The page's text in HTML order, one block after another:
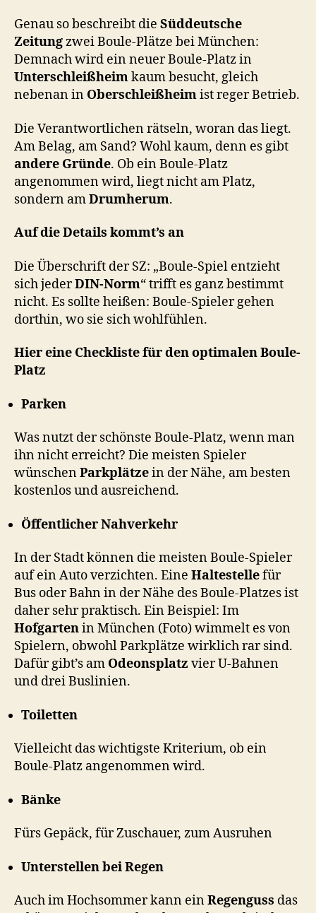
Genau so beschreibt die Süddeutsche
Zeitungzwei Boule-Plätze bei München:
Demnach wird ein neuer Boule-Platz in
Unterschleißheimkaum besucht, gleich
nebenan in Oberschleißheimist reger Betrieb.
Die Verantwortlichen rätseln, woran das liegt.
Am Belag, am Sand? Wohl kaum, denn es gibt
andere Gründe. Ob ein Boule-Platz
angenommen wird, liegt nicht am Platz,
sondern amDrumherum.
Auf die Details kommt’s an
Die Überschrift der SZ: „Boule-Spiel entzieht
sich jederDIN-Norm“ trifft es ganz bestimmt
nicht. Es sollte heißen: Boule-Spieler gehen
dorthin, wo sie sich wohlfühlen.
Hier eine Checkliste für den optimalen Boule-
Platz
Parken
Was nutzt der schönste Boule-Platz, wenn man
ihn nicht erreicht? Die meisten Spieler
wünschenParkplätzein der Nähe, am besten
kostenlos und ausreichend.
Öffentlicher Nahverkehr
In der Stadt können die meisten Boule-Spieler
auf ein Auto verzichten. Eine Haltestellefür
Bus oder Bahn in der Nähe des Boule-Platzes ist
daher sehr praktisch. Ein Beispiel: Im
Hofgartenin München (Foto) wimmelt es von
Spielern, obwohl Parkplätze wirklich rar sind.
Dafür gibt’s am Odeonsplatz vier U-Bahnen
und drei Buslinien.
Toiletten
Vielleicht das wichtigste Kriterium, ob ein
Boule-Platz angenommen wird.
Bänke
Fürs Gepäck, für Zuschauer, zum Ausruhen
Unterstellen bei Regen
Auch im Hochsommer kann einRegenguss das